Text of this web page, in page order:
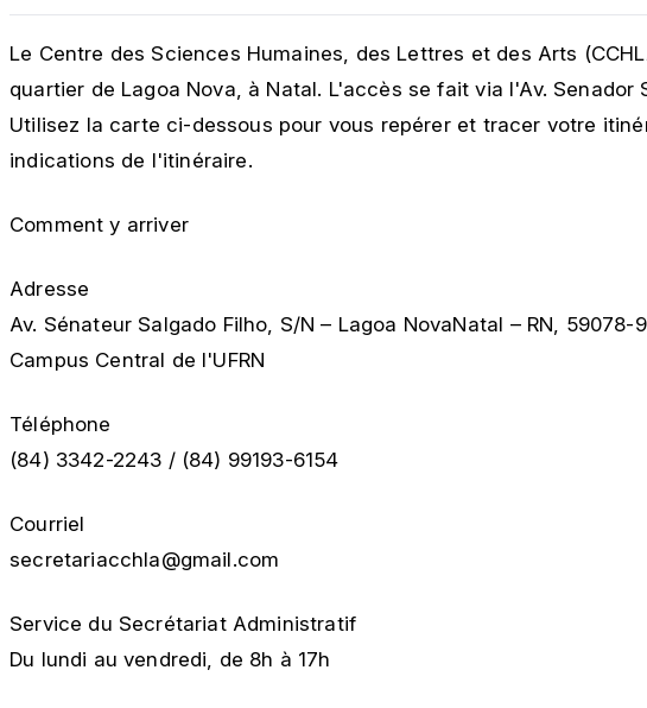
Le Centre des Sciences Humaines, des Lettres et des Arts
quartier de Lagoa Nova, à Natal. L'accès se fait via l'Av.
Utilisez la carte ci-dessous pour vous repérer et tracer votre
indications de l'itinéraire.
Comment y arriver
Adresse
Av. Sénateur Salgado Filho, S/N – Lagoa NovaNatal – RN, 59078-
Campus Central de l'UFRN
Téléphone
(84) 3342-2243 / (84) 99193-6154
Courriel
secretariacchla@gmail.com
Service du Secrétariat Administratif
Du lundi au vendredi, de 8h à 17h